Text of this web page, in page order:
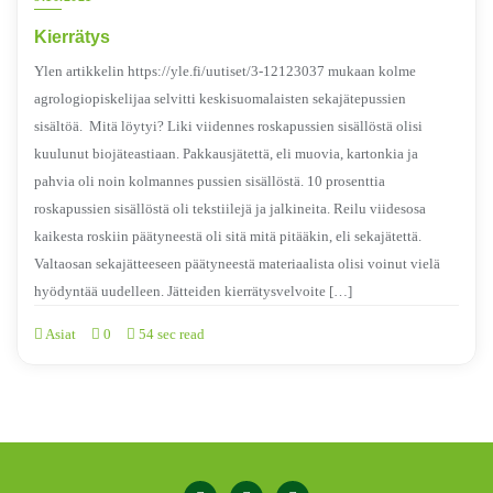
Kierrätys
Ylen artikkelin https://yle.fi/uutiset/3-12123037 mukaan kolme
agrologiopiskelijaa selvitti keskisuomalaisten sekajätepussien
sisältöä. Mitä löytyi? Liki viidennes roskapussien sisällöstä olisi
kuulunut biojäteastiaan. Pakkausjätettä, eli muovia, kartonkia ja
pahvia oli noin kolmannes pussien sisällöstä. 10 prosenttia
roskapussien sisällöstä oli tekstiilejä ja jalkineita. Reilu viidesosa
kaikesta roskiin päätyneestä oli sitä mitä pitääkin, eli sekajätettä.
Valtaosan sekajätteeseen päätyneestä materiaalista olisi voinut vielä
hyödyntää uudelleen. Jätteiden kierrätysvelvoite […]
Asiat 0 54 sec read